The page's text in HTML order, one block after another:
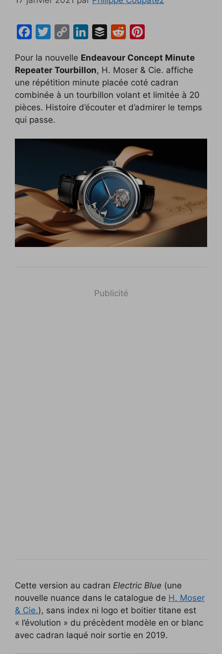
e
b
o
o
i
t
t
e
r
p
y
L
i
n
k
e
d
f
f
e
r
d
d
i
n
t
e
r
t
Pour la nouvelle Endeavour Concept Minute
Repeater Tourbillon, H. Moser & Cie. affiche
une répétition minute placée coté cadran
combinée à un tourbillon volant et limitée à 20
pièces. Histoire d’écouter et d’admirer le temps
qui passe.
Publicité
Cette version au cadran Electric Blue (une
nouvelle nuance dans le catalogue de H. Moser
& Cie.), sans index ni logo et boitier titane est
« l’évolution » du précèdent modèle en or blanc
avec cadran laqué noir sortie en 2019.